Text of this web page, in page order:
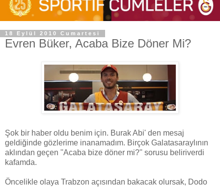
18 Eylül 2010 Cumartesi
Evren Büker, Acaba Bize Döner Mi?
Şok bir haber oldu benim için. Burak Abi' den mesaj
geldiğinde gözlerime inanamadım. Birçok Galatasaraylının
aklından geçen ''Acaba bize döner mi?'' sorusu beliriverdi
kafamda.
Öncelikle olaya Trabzon açısından bakacak olursak, Dodo